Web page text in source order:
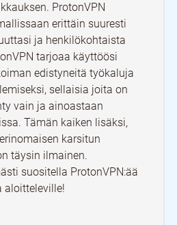
ProtonVPN
erittäin suuresti
ja henkilökohtaista
tarjoaa käyttöösi
edistyneitä työkaluja
sellaisia joita on
vain ja ainoastaan
Tämän kaiken lisäksi,
karsitun
täysin ilmainen.
suositella ProtonVPN:ää
aloitteleville!